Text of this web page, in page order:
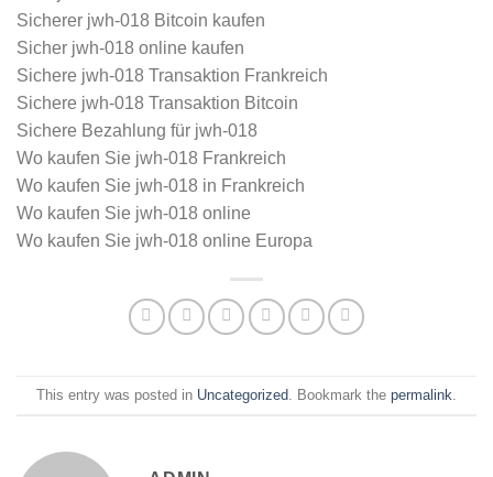
Sicherer jwh-018 Bitcoin kaufen
Sicher jwh-018 online kaufen
Sichere jwh-018 Transaktion Frankreich
Sichere jwh-018 Transaktion Bitcoin
Sichere Bezahlung für jwh-018
Wo kaufen Sie jwh-018 Frankreich
Wo kaufen Sie jwh-018 in Frankreich
Wo kaufen Sie jwh-018 online
Wo kaufen Sie jwh-018 online Europa
This entry was posted in Uncategorized . Bookmark the permalink